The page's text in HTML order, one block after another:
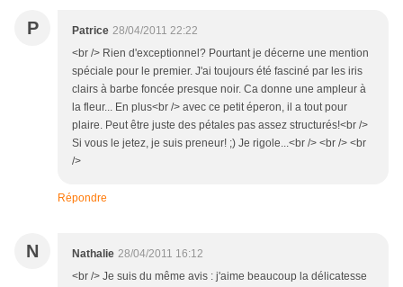
P Patrice 28/04/2011 22:22
<br /> Rien d'exceptionnel? Pourtant je décerne une mention
spéciale pour le premier. J'ai toujours été fasciné par les iris
clairs à barbe foncée presque noir. Ca donne une ampleur à
la fleur... En plus<br /> avec ce petit éperon, il a tout pour
plaire. Peut être juste des pétales pas assez structurés!<br />
Si vous le jetez, je suis preneur! ;) Je rigole...<br /> <br /> <br
/>
Répondre
N Nathalie 28/04/2011 16:12
<br /> Je suis du même avis : j'aime beaucoup la délicatesse